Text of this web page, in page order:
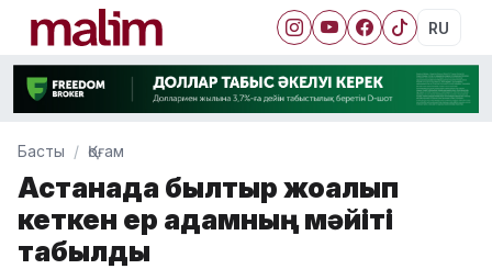
RU
Басты Қоғам
Астанада былтыр жоғалып
кеткен ер адамның мәйіті
табылды